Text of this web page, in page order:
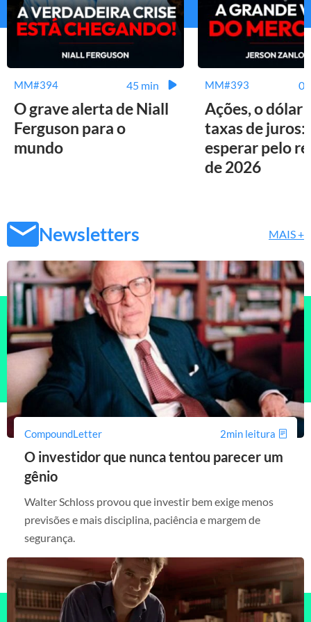
MM#394 45 min
O grave alerta de Niall
Ferguson para o
mundo
MM#393
Ações, o dólar
taxas de juros:
esperar pelo
de 2026
Newsletters MAIS +
CompoundLetter 2min leitura
O investidor que nunca tentou parecer um
gênio
Walter Schloss provou que investir bem exige menos
previsões e mais disciplina, paciência e margem de
segurança.